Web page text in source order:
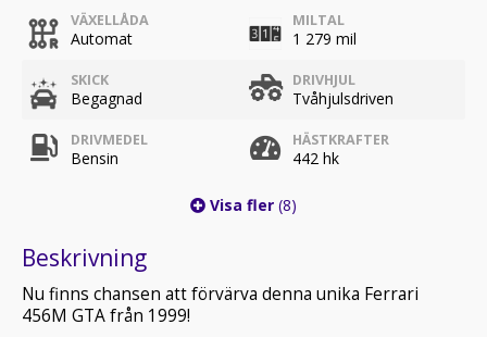
VÄXELLÅDA
Automat
MILTAL
1 279 mil
SKICK
Begagnad
DRIVHJUL
Tvåhjulsdriven
DRIVMEDEL
Bensin
HÄSTKRAFTER
442 hk
Visa fler (8)
Beskrivning
Nu finns chansen att förvärva denna unika Ferrari
456M GTA från 1999!